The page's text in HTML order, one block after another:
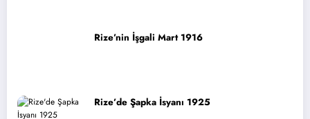
Rize’nin İşgali Mart 1916
Rize’de Şapka İsyanı 1925